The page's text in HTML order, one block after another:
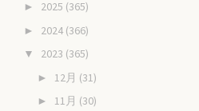
► 2025 (365)
► 2024 (366)
▼ 2023 (365)
► 12月 (31)
► 11月 (30)